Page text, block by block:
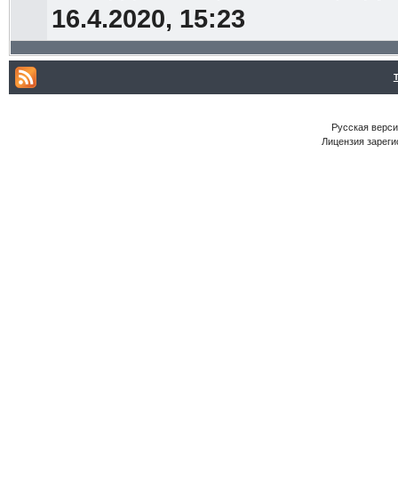
16.4.2020, 15:23
Русская
Лицензия